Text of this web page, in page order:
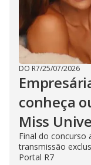
DO R7/25/07/2026
conheça
Miss
Final do concurso
transmissão
Portal R7